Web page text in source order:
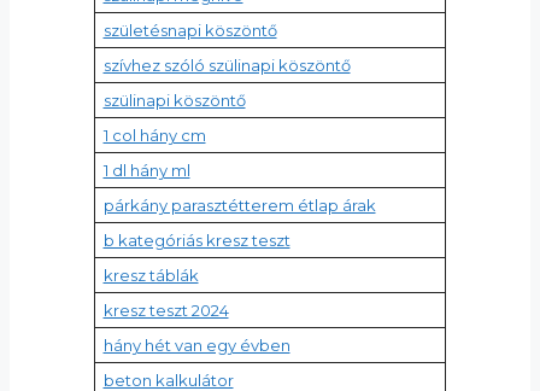
születésnapi köszöntő
szívhez szóló szülinapi köszöntő
szülinapi köszöntő
1 col hány cm
1 dl hány ml
párkány parasztétterem étlap árak
b kategóriás kresz teszt
kresz táblák
kresz teszt 2024
hány hét van egy évben
beton kalkulátor